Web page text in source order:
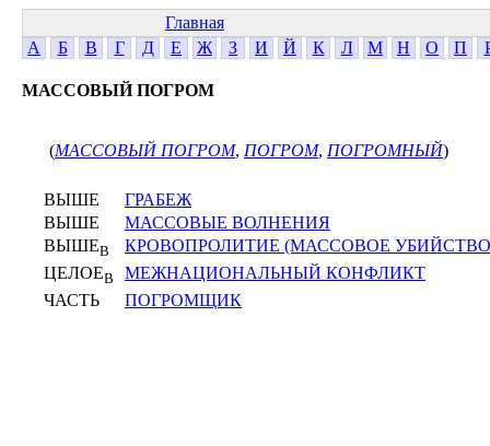
Главная
А
Б В Г Д Е Ж З И Й К Л М Н О П
МАССОВЫЙ ПОГРОМ
(МАССОВЫЙ ПОГРОМ, ПОГРОМ, ПОГРОМНЫЙ)
ВЫШЕ
ГРАБЕЖ
ВЫШЕ
МАССОВЫЕ ВОЛНЕНИЯ
ВЫШЕВ
КРОВОПРОЛИТИЕ (МАССОВОЕ
ЦЕЛОЕВ
МЕЖНАЦИОНАЛЬНЫЙ КОНФЛИКТ
ЧАСТЬ
ПОГРОМЩИК